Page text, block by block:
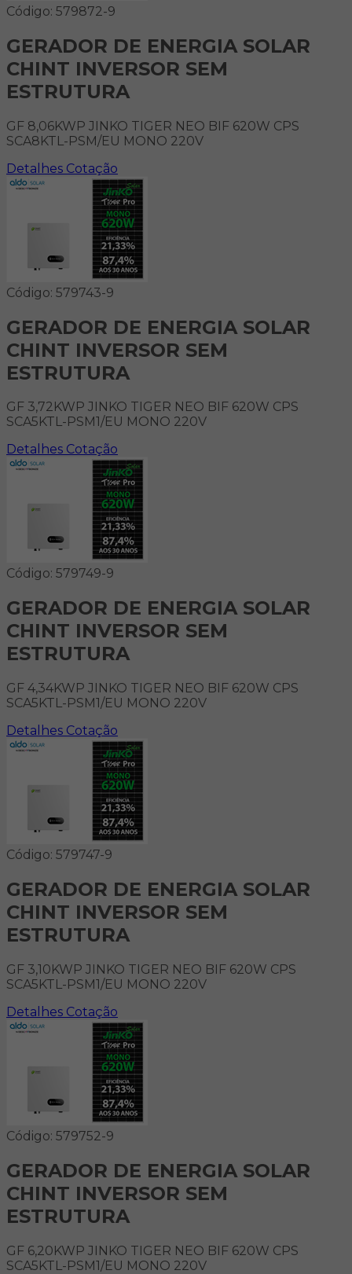
Código: 579872-9
GERADOR DE ENERGIA SOLAR
CHINT INVERSOR SEM
ESTRUTURA
GF 8,06KWP JINKO TIGER NEO BIF 620W CPS
SCA8KTL-PSM/EU MONO 220V
Detalhes Cotação
Código: 579743-9
GERADOR DE ENERGIA SOLAR
CHINT INVERSOR SEM
ESTRUTURA
GF 3,72KWP JINKO TIGER NEO BIF 620W CPS
SCA5KTL-PSM1/EU MONO 220V
Detalhes Cotação
Código: 579749-9
GERADOR DE ENERGIA SOLAR
CHINT INVERSOR SEM
ESTRUTURA
GF 4,34KWP JINKO TIGER NEO BIF 620W CPS
SCA5KTL-PSM1/EU MONO 220V
Detalhes Cotação
Código: 579747-9
GERADOR DE ENERGIA SOLAR
CHINT INVERSOR SEM
ESTRUTURA
GF 3,10KWP JINKO TIGER NEO BIF 620W CPS
SCA5KTL-PSM1/EU MONO 220V
Detalhes Cotação
Código: 579752-9
GERADOR DE ENERGIA SOLAR
CHINT INVERSOR SEM
ESTRUTURA
GF 6,20KWP JINKO TIGER NEO BIF 620W CPS
SCA5KTL-PSM1/EU MONO 220V